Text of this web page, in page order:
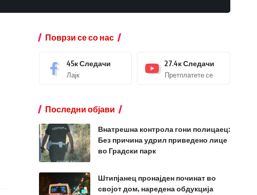
Поврзи се со нас
45кСледачи
Лајк
27.4кСледачи
Претплатете се
Последни објави
Внатрешна контрола гони полицаец:
Без причина удрил приведено лице
во Градски парк
Штипјанец пронајден починат во
својот дом, наредена обдукција